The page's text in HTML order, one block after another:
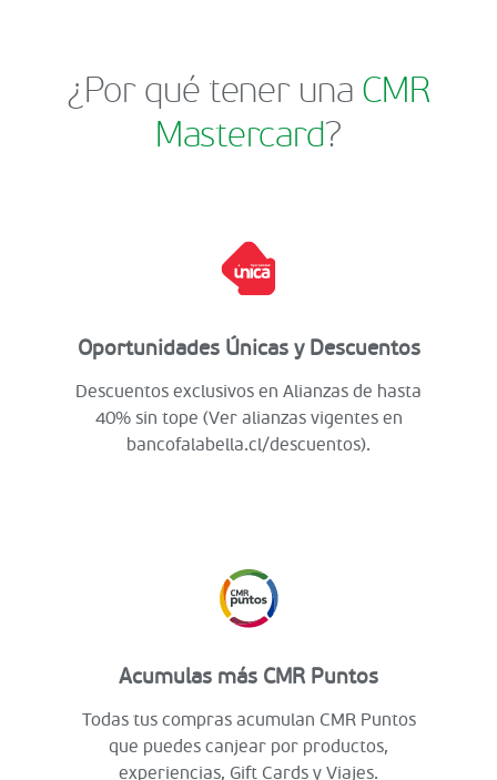
¿Por qué tener una CMR
Mastercard?
Oportunidades Únicas y Descuentos
Descuentos exclusivos en Alianzas de hasta
40% sin tope (Ver alianzas vigentes en
bancofalabella.cl/descuentos).
Acumulas más CMR Puntos
Todas tus compras acumulan CMR Puntos
que puedes canjear por productos,
experiencias, Gift Cards y Viajes.